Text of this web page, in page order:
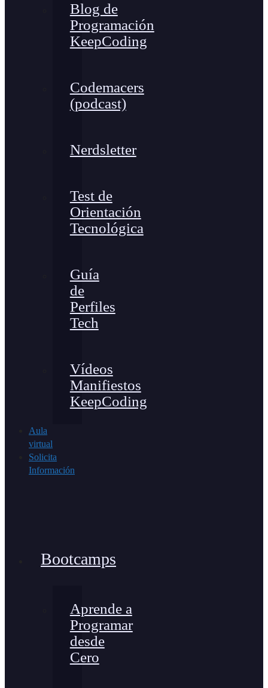
Blog de
Programación
KeepCoding
Codemacers
(podcast)
Nerdsletter
Test de
Orientación
Tecnológica
Guía
de
Perfiles
Tech
Vídeos
Manifiestos
KeepCoding
Aula
virtual
Solicita
Información
Bootcamps
Aprende a
Programar
desde
Cero